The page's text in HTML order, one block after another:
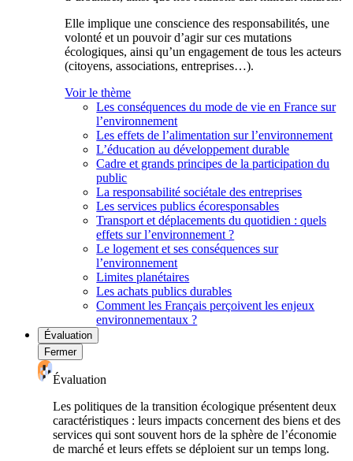
Elle implique une conscience des responsabilités, une
volonté et un pouvoir d’agir sur ces mutations
écologiques, ainsi qu’un engagement de tous les acteurs
(citoyens, associations, entreprises…).
Voir le thème
Les conséquences du mode de vie en France sur
l’environnement
Les effets de l’alimentation sur l’environnement
L’éducation au développement durable
Cadre et grands principes de la participation du
public
La responsabilité sociétale des entreprises
Les services publics écoresponsables
Transport et déplacements du quotidien : quels
effets sur l’environnement ?
Le logement et ses conséquences sur
l’environnement
Limites planétaires
Les achats publics durables
Comment les Français perçoivent les enjeux
environnementaux ?
Évaluation
Fermer
Évaluation
Les politiques de la transition écologique présentent deux
caractéristiques : leurs impacts concernent des biens et des
services qui sont souvent hors de la sphère de l’économie
de marché et leurs effets se déploient sur un temps long.